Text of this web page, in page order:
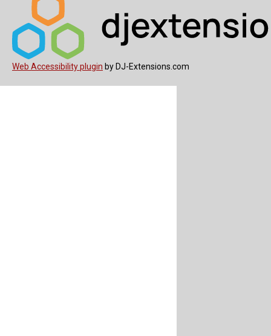
Web Accessibility plugin by DJ-Extensions.com